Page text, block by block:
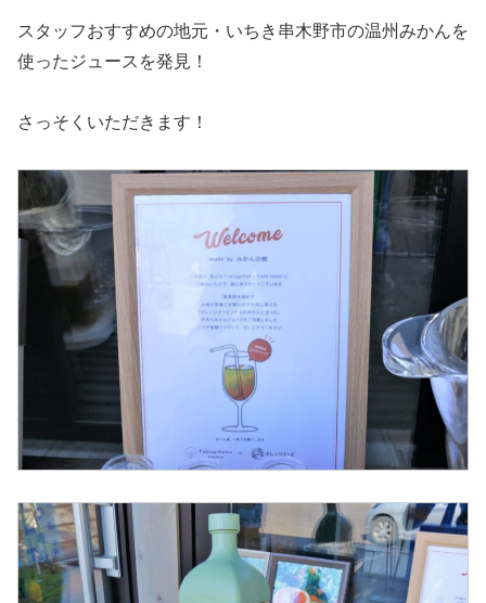
スタッフおすすめの地元・いちき串木野市の温州みかんを
使ったジュースを発見！
さっそくいただきます！